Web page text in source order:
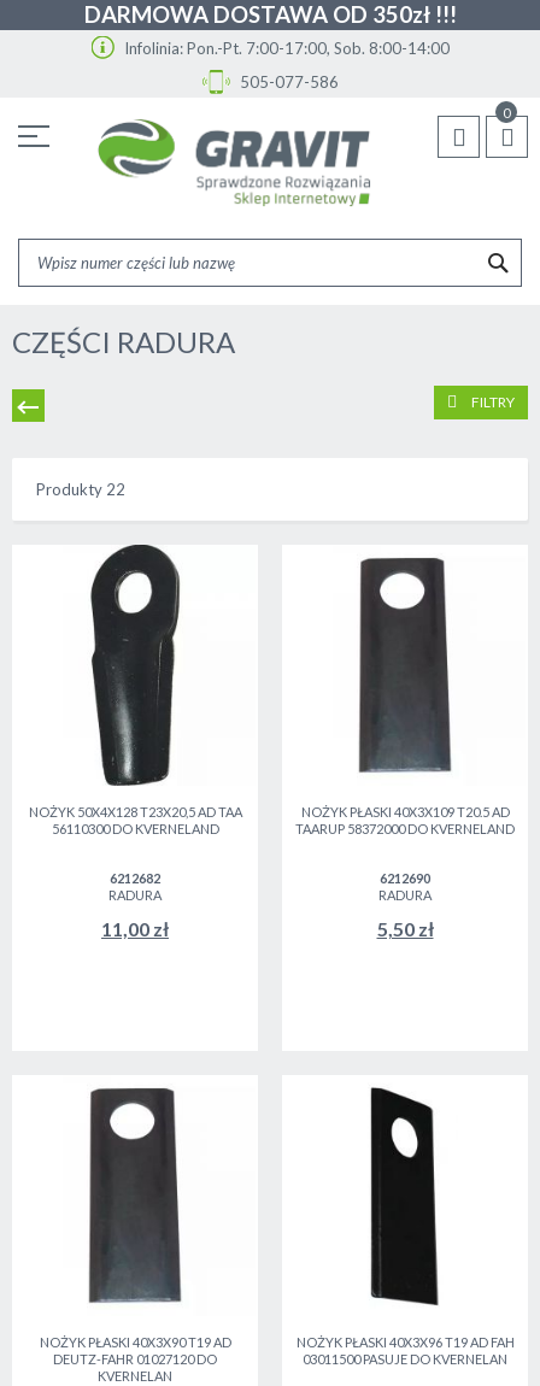
DARMOWA DOSTAWA OD 350zł !!!
Infolinia: Pon.-Pt. 7:00-17:00, Sob. 8:00-14:00
505-077-586
treści
0
CZĘŚCI RADURA
Produkty 22
NOŻYK 50X4X128 T23X20,5 AD TAA
56110300 DO KVERNELAND
6212682
RADURA
11,00 zł
NOŻYK PŁASKI 40X3X109 T20.5 AD
TAARUP 58372000 DO KVERNELAND
6212690
RADURA
5,50 zł
NOŻYK PŁASKI 40X3X90 T19 AD
DEUTZ-FAHR 01027120 DO
KVERNELAN
NOŻYK PŁASKI 40X3X96 T19 AD FAH
03011500 PASUJE DO KVERNELAN
FILTRY